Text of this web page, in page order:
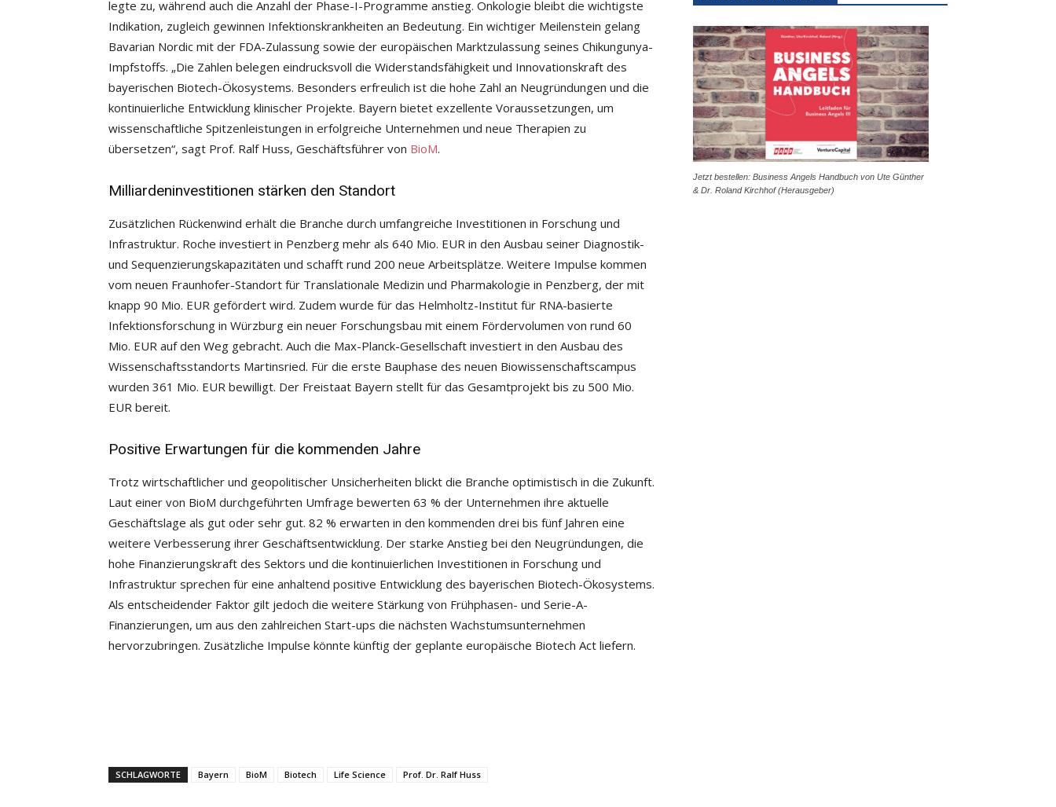
legte zu, während auch die Anzahl der Phase-I-Programme anstieg. Onkologie bleibt die wichtigste
Indikation, zugleich gewinnen Infektionskrankheiten an Bedeutung. Ein wichtiger Meilenstein gelang
Bavarian Nordic mit der FDA-Zulassung sowie der europäischen Marktzulassung seines Chikungunya-
Impfstoffs. „Die Zahlen belegen eindrucksvoll die Widerstandsfähigkeit und Innovationskraft des
bayerischen Biotech-Ökosystems. Besonders erfreulich ist die hohe Zahl an Neugründungen und die
kontinuierliche Entwicklung klinischer Projekte. Bayern bietet exzellente Voraussetzungen, um
wissenschaftliche Spitzenleistungen in erfolgreiche Unternehmen und neue Therapien zu
übersetzen“, sagt Prof. Ralf Huss, Geschäftsführer von BioM.
Milliardeninvestitionen stärken den Standort
Zusätzlichen Rückenwind erhält die Branche durch umfangreiche Investitionen in Forschung und
Infrastruktur. Roche investiert in Penzberg mehr als 640 Mio. EUR in den Ausbau seiner Diagnostik-
und Sequenzierungskapazitäten und schafft rund 200 neue Arbeitsplätze. Weitere Impulse kommen
vom neuen Fraunhofer-Standort für Translationale Medizin und Pharmakologie in Penzberg, der mit
knapp 90 Mio. EUR gefördert wird. Zudem wurde für das Helmholtz-Institut für RNA-basierte
Infektionsforschung in Würzburg ein neuer Forschungsbau mit einem Fördervolumen von rund 60
Mio. EUR auf den Weg gebracht. Auch die Max-Planck-Gesellschaft investiert in den Ausbau des
Wissenschaftsstandorts Martinsried. Für die erste Bauphase des neuen Biowissenschaftscampus
wurden 361 Mio. EUR bewilligt. Der Freistaat Bayern stellt für das Gesamtprojekt bis zu 500 Mio.
EUR bereit.
Positive Erwartungen für die kommenden Jahre
Trotz wirtschaftlicher und geopolitischer Unsicherheiten blickt die Branche optimistisch in die Zukunft.
Laut einer von BioM durchgeführten Umfrage bewerten 63 % der Unternehmen ihre aktuelle
Geschäftslage als gut oder sehr gut. 82 % erwarten in den kommenden drei bis fünf Jahren eine
weitere Verbesserung ihrer Geschäftsentwicklung. Der starke Anstieg bei den Neugründungen, die
hohe Finanzierungskraft des Sektors und die kontinuierlichen Investitionen in Forschung und
Infrastruktur sprechen für eine anhaltend positive Entwicklung des bayerischen Biotech-Ökosystems.
Als entscheidender Faktor gilt jedoch die weitere Stärkung von Frühphasen- und Serie-A-
Finanzierungen, um aus den zahlreichen Start-ups die nächsten Wachstumsunternehmen
hervorzubringen. Zusätzliche Impulse könnte künftig der geplante europäische Biotech Act liefern.
SCHLAGWORTE Bayern BioM Biotech Life Science Prof. Dr. Ralf Huss
Jetzt bestellen: Business Angels Handbuch von Ute Günther
& Dr. Roland Kirchhof (Herausgeber)